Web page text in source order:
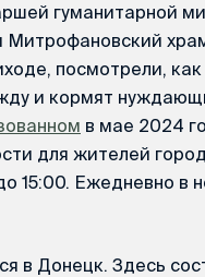
гуманитарной
Митрофановский
посмотрели,
и кормят
в мае 2024
для жителей
15:00. Ежедневно в
в Донецк. Здесь